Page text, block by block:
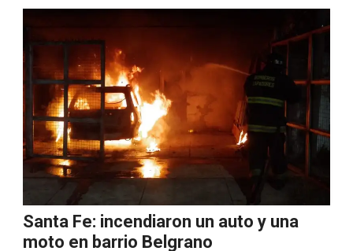
Santa Fe: incendiaron un auto y una
moto en barrio Belgrano